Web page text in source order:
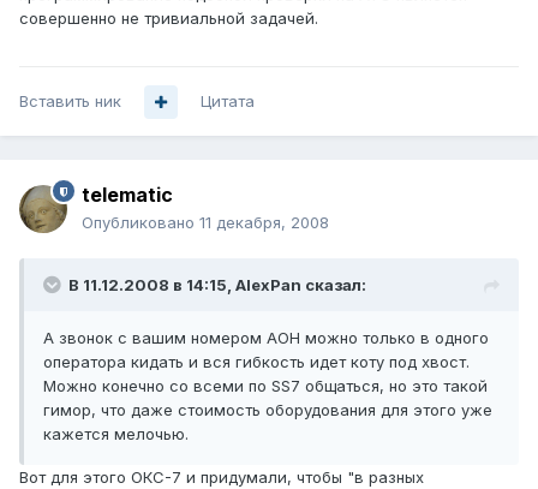
совершенно не тривиальной задачей.
Вставить ник Цитата
telematic
Опубликовано 11 декабря, 2008
В 11.12.2008 в 14:15, AlexPan сказал:
А звонок с вашим номером АОН можно только в одного
оператора кидать и вся гибкость идет коту под хвост.
Можно конечно со всеми по SS7 общаться, но это такой
гимор, что даже стоимость оборудования для этого уже
кажется мелочью.
Вот для этого ОКС-7 и придумали, чтобы "в разных